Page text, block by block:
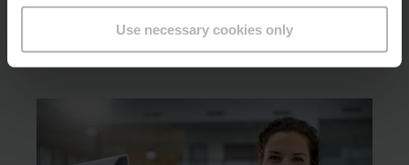
Use necessary cookies only
Wir beraten Sie gern
Vereinbaren Sie jetzt einen Termin!